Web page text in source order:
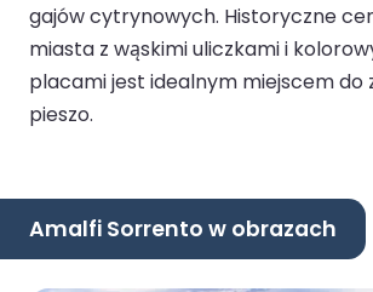
gajów cytrynowych. Historyczne
miasta z wąskimi uliczkami i
placami jest idealnym miejscem do
pieszo.
Amalfi Sorrento w obrazach